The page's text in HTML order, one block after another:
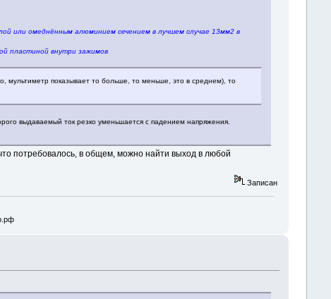
или омеднённым алюминием сечением в лучшем случае 13мм2 в
пластиной внутри зажимов
мультиметр показывает то больше, то меньше, это в среднем), то
выдаваемый ток резко уменьшается с падением напряжения.
потребовалось, в общем, можно найти выход в любой
Записан